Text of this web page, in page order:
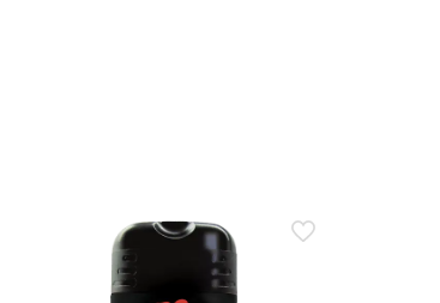
e della sua impronta profumata.